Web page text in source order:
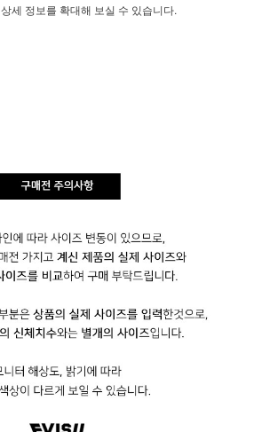
상세 정보를 확대해 보실 수 있습니다.